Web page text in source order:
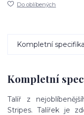
Do oblíbených
Kompletní
Kompletní
Talíř z
Stripes. Talířek je